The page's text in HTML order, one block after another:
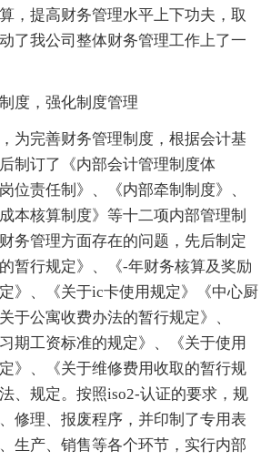
，提高财务管理水平上下功夫，取
了我公司整体财务管理工作上了一
度，强化制度管理
为完善财务管理制度，根据会计基
制订了《内部会计管理制度体
位责任制》、《内部牵制制度》、
本核算制度》等十二项内部管理制
务管理方面存在的问题，先后制定
暂行规定》、《-年财务核算及奖励
》、《关于ic卡使用规定》《中心厨
于公寓收费办法的暂行规定》、
期工资标准的规定》、《关于使用
》、《关于维修费用收取的暂行规
、规定。按照iso2-认证的要求，规
修理、报废程序，并印制了专用表
生产、销售等各个环节，实行内部